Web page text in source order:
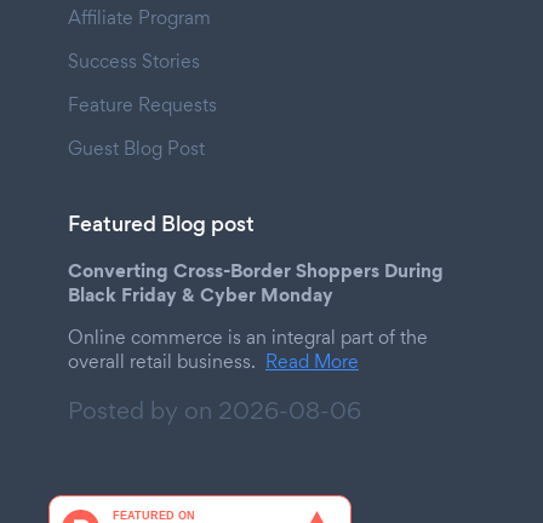
Affiliate Program
Success Stories
Feature Requests
Guest Blog Post
Featured Blog post
Converting Cross-Border Shoppers During
Black Friday & Cyber Monday
Online commerce is an integral part of the
overall retail business. Read More
Posted by on 2026-08-06